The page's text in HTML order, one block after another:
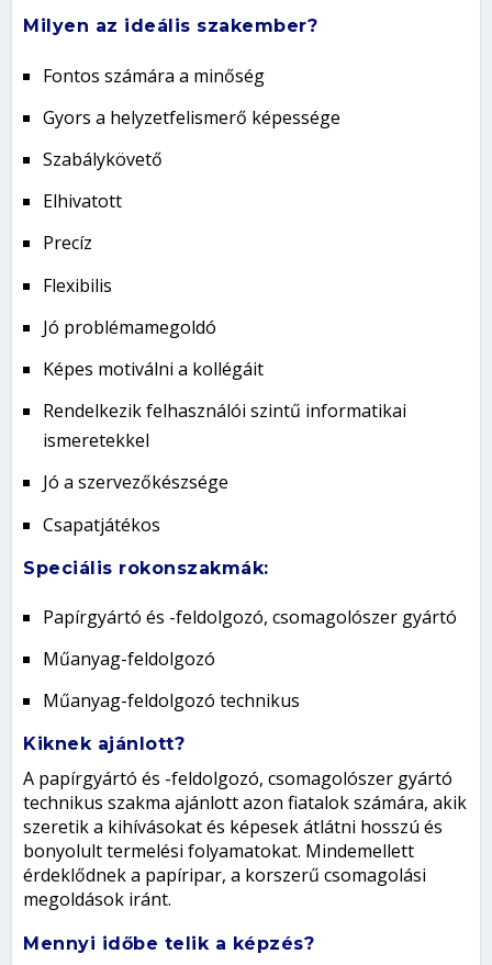
Milyen az ideális szakember?
Fontos számára a minőség
Gyors a helyzetfelismerő képessége
Szabálykövető
Elhivatott
Precíz
Flexibilis
Jó problémamegoldó
Képes motiválni a kollégáit
Rendelkezik felhasználói szintű informatikai
ismeretekkel
Jó a szervezőkészsége
Csapatjátékos
Speciális rokonszakmák:
Papírgyártó és -feldolgozó, csomagolószer gyártó
Műanyag-feldolgozó
Műanyag-feldolgozó technikus
Kiknek ajánlott?
A papírgyártó és -feldolgozó, csomagolószer gyártó
technikus szakma ajánlott azon fiatalok számára, akik
szeretik a kihívásokat és képesek átlátni hosszú és
bonyolult termelési folyamatokat. Mindemellett
érdeklődnek a papíripar, a korszerű csomagolási
megoldások iránt.
Mennyi időbe telik a képzés?